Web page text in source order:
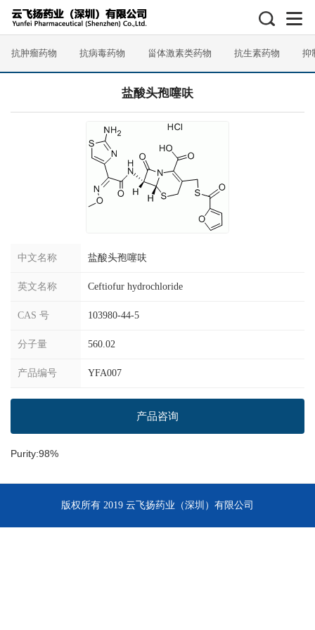
抗肿瘤药物 抗病毒药物 甾体激素类药物 抗生素药物 抑
盐酸头孢噻呋
中文名称 盐酸头孢噻呋
英文名称 Ceftiofur hydrochloride
CAS 号 103980-44-5
分子量 560.02
产品编号 YFA007
产品咨询
Purity:98%
版权所有 2019 云飞扬药业（深圳）有限公司